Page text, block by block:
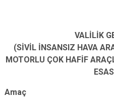
VALİLİK
(SİVİL İNSANSIZ HAVA
MOTORLU ÇOK HAFİF
Amaç